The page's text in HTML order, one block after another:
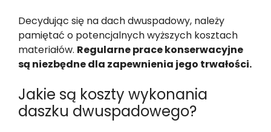
Decydując się na dach dwuspadowy, należy
pamiętać o potencjalnych wyższych kosztach
materiałów. Regularne prace konserwacyjne
są niezbędne dla zapewnienia jego trwałości.
Jakie są koszty wykonania
daszku dwuspadowego?